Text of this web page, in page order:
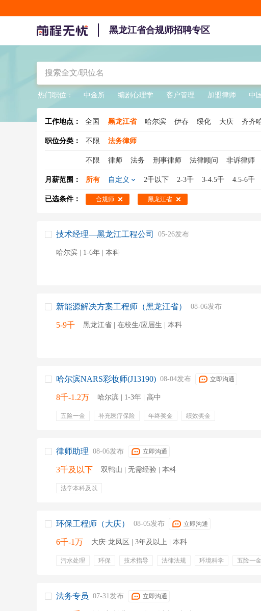
黑龙江省合规师招聘专区
热门职位： 中金所 编剧心理学 客户管理 加盟律师 中
工作地点： 全国 黑龙江省 哈尔滨 伊春 绥化 大庆 齐齐
职位分类： 不限 法务律师
不限 律师 法务 刑事律师 法律顾问 非诉律师
法务专员
法务助理 专利律师 法务总监 法务经理
月薪范围： 所有 自定义 2千以下 2-3千 3-4.5千 4.5-6千
已选条件： 合规师 黑龙江省
技术经理—黑龙江工程公司 05-26发布
哈尔滨 | 1-6年 | 本科
新能源解决方案工程师（黑龙江省） 08-06发布
5-9千 黑龙江省 | 在校生/应届生 | 本科
哈尔滨NARS彩妆师(J13190) 08-04发布 立即沟通
8千-1.2万 哈尔滨 | 1-3年 | 高中
五险一金 补充医疗保险 年终奖金 绩效奖金
律师助理 08-06发布 立即沟通
3千及以下 双鸭山 | 无需经验 | 本科
法学本科及以
环保工程师（大庆） 08-05发布 立即沟通
6千-1万 大庆·龙凤区 | 3年及以上 | 本科
污水处理 环保 技术指导 法律法规 环境科学 五险一金
法务专员 07-31发布 立即沟通